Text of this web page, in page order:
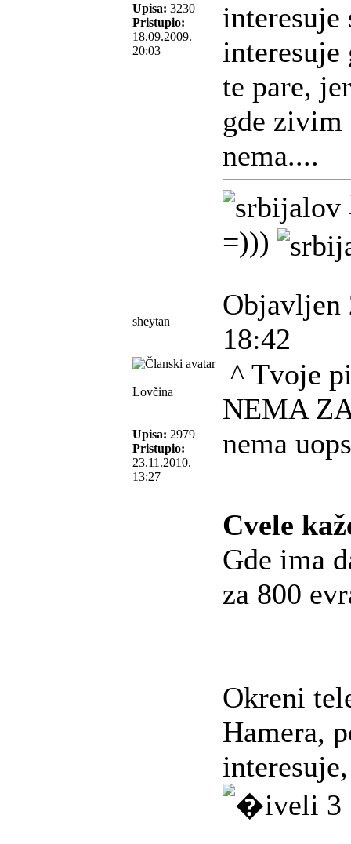
Upisa: 3230
Pristupio:
18.09.2009.
20:03
interesuje
interesuje
te pare,
gde zivim
nema....
=)))
sheytan
Objavljen
18:42
Lovčina
Upisa: 2979
Pristupio:
23.11.2010.
13:27
^ Tvoje
NEMA
nema
Cvele
Gde ima
za 800
Okreni
Hamera,